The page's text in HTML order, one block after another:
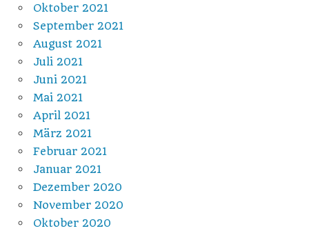
Oktober 2021
September 2021
August 2021
Juli 2021
Juni 2021
Mai 2021
April 2021
März 2021
Februar 2021
Januar 2021
Dezember 2020
November 2020
Oktober 2020